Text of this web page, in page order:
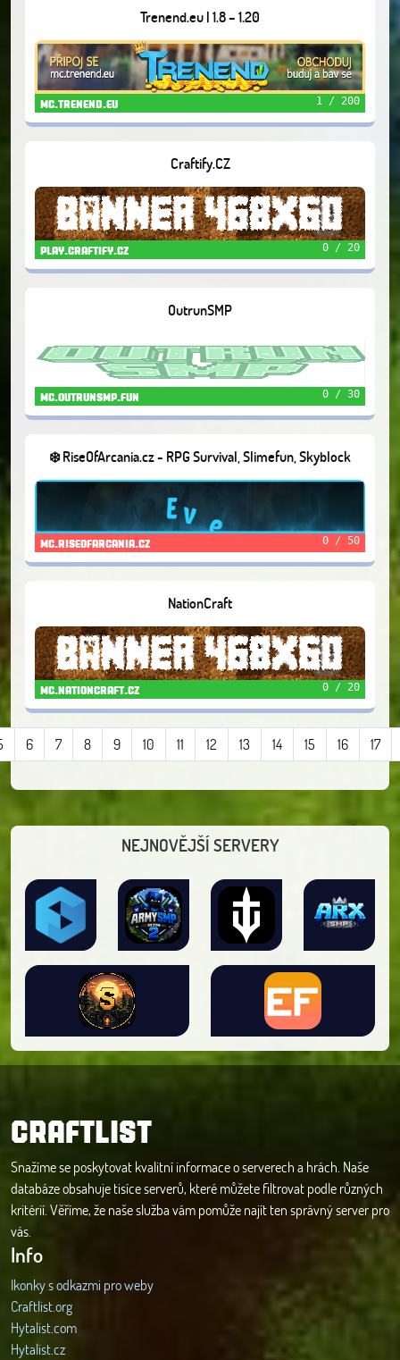
Trenend.eu | 1.8 – 1.20
mc.trenend.eu 1 / 200
Craftify.CZ
play.craftify.cz 0 / 20
OutrunSMP
mc.outrunsmp.fun 0 / 30
❄️ RiseOfArcania.cz - RPG Survival, Slimefun, Skyblock
mc.riseofarcania.cz 0 / 50
NationCraft
mc.nationcraft.cz 0 / 20
6 7 8 9 10 11 12 13 14 15 16 17
NEJNOVĚJŠÍ SERVERY
CRAFTLIST
Snažíme se poskytovat kvalitní informace o serverech a hrách. Naše
databáze obsahuje tisíce serverů, které můžete filtrovat podle různých
kritérií. Věříme, že naše služba vám pomůže najít ten správný server pro
vás.
Info
Ikonky s odkazmi pro weby
Craftlist.org
Hytalist.com
Hytalist.cz